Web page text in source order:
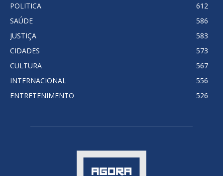
POLITICA
612
SAÚDE
586
JUSTIÇA
583
CIDADES
573
CULTURA
567
INTERNACIONAL
556
ENTRETENIMENTO
526